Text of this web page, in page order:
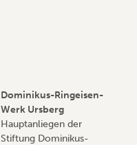
Dominikus-Ringeisen-
Werk Ursberg
Hauptanliegen der
Stiftung Dominikus-